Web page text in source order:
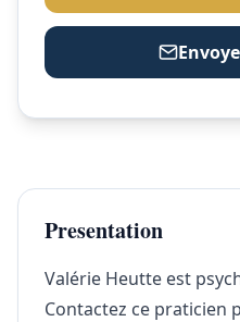
Presentation
Valérie Heutte est
Contactez ce praticien